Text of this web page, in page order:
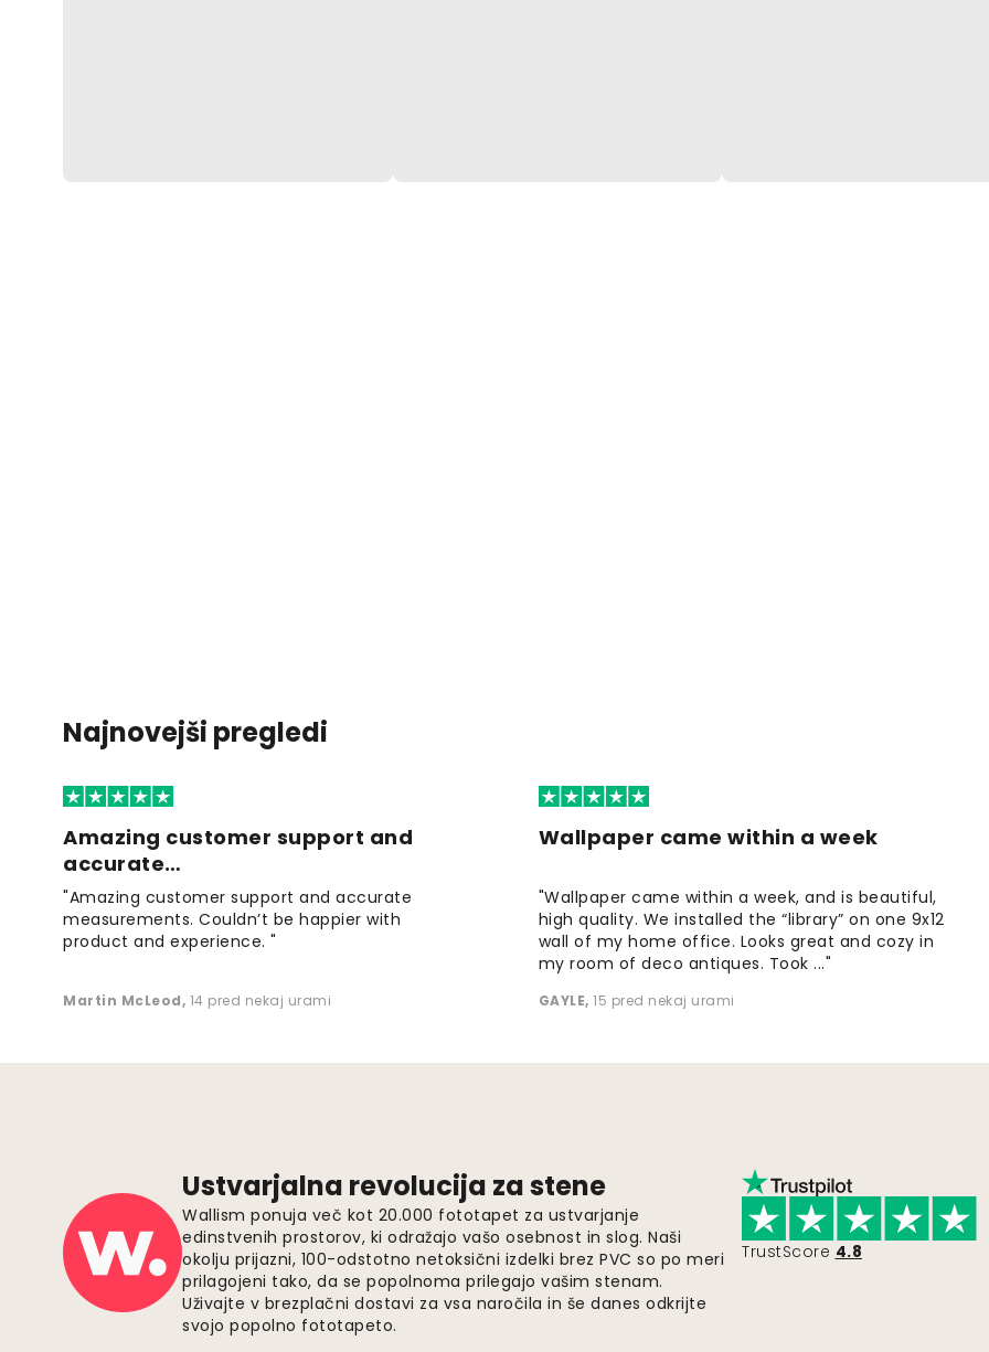
Najnovejši pregledi
Amazing customer support and
accurate…
"Amazing customer support and accurate
measurements. Couldn’t be happier with
product and experience. "
Martin McLeod, 14 pred nekaj urami
Wallpaper came within a week
"Wallpaper came within a week, and is beautiful,
high quality. We installed the “library” on one 9x12
wall of my home office. Looks great and cozy in
my room of deco antiques. Took ..."
GAYLE, 15 pred nekaj urami
Ustvarjalna revolucija za stene
Wallism ponuja več kot 20.000 fototapet za ustvarjanje
edinstvenih prostorov, ki odražajo vašo osebnost in slog. Naši
okolju prijazni, 100-odstotno netoksični izdelki brez PVC so po meri
prilagojeni tako, da se popolnoma prilegajo vašim stenam.
Uživajte v brezplačni dostavi za vsa naročila in še danes odkrijte
svojo popolno fototapeto.
TrustScore 4.8